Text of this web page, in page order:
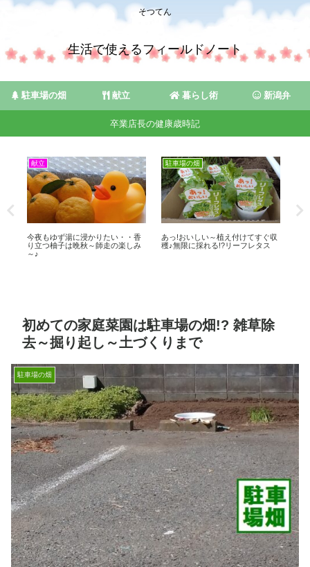
そつてん
生活で使えるフィールドノート
駐車場の畑 献立 暮らし術 新潟弁
卒業店長の健康歳時記
献立
今夜もゆず湯に浸かりたい・・香
り立つ柚子は晩秋～師走の楽しみ
～♪
駐車場の畑
あっ!おいしい～植え付けてすぐ収
穫♪無限に採れる!?リーフレタス
初めての家庭菜園は駐車場の畑!? 雑草除
去～掘り起し～土づくりまで
駐車場の畑